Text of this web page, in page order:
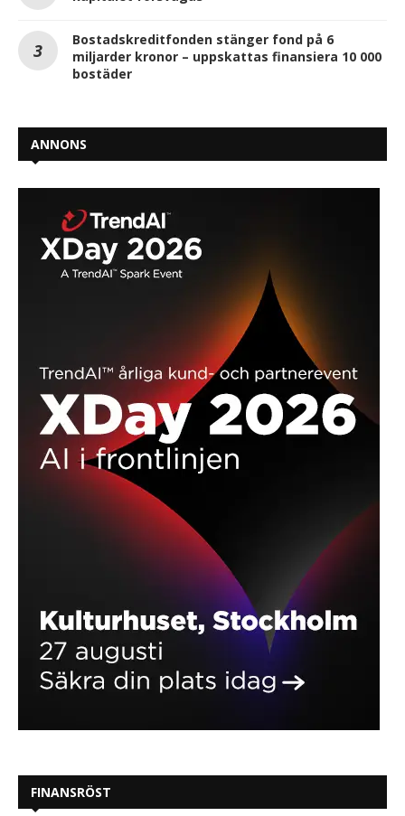
Bostadskreditfonden stänger fond på 6
miljarder kronor – uppskattas finansiera 10 000
bostäder
ANNONS
FINANSRÖST